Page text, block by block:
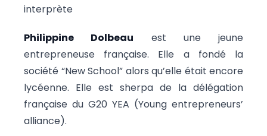
interprète
Philippine Dolbeau est une jeune
entrepreneuse française. Elle a fondé la
société “New School” alors qu’elle était encore
lycéenne. Elle est sherpa de la délégation
française du G20 YEA (Young entrepreneurs’
alliance).